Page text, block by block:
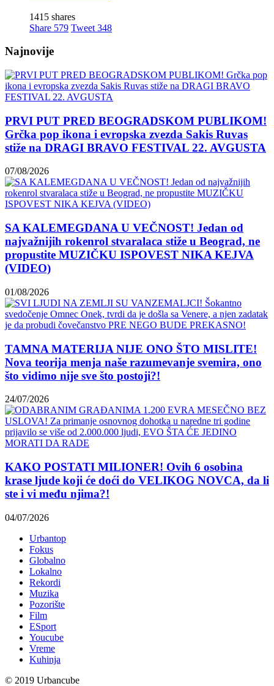
1415 shares
Share 579 Tweet 348
Najnovije
PRVI PUT PRED BEOGRADSKOM PUBLIKOM!
Grčka pop ikona i evropska zvezda Sakis Ruvas
stiže na DRAGI BRAVO FESTIVAL 22. AVGUSTA
07/08/2026
SA KALEMEGDANA U VEČNOST! Jedan od
najvažnijih rokenrol stvaralaca stiže u Beograd, ne
propustite MUZIČKU ISPOVEST NIKA KEJVA
(VIDEO)
01/08/2026
TAMNA MATERIJA NIJE ONO ŠTO MISLITE!
Nova teorija menja naše razumevanje svemira, ono
što vidimo nije sve što postoji?!
24/07/2026
KAKO POSTATI MILIONER! Ovih 6 osobina
krase ljude koji će doći do VELIKOG NOVCA, da li
ste i vi među njima?!
04/07/2026
Urbantop
Fokus
Globalno
Lokalno
Rekordi
Muzika
Pozorište
Film
ESport
Youcube
Vreme
Kuhinja
© 2019 Urbancube